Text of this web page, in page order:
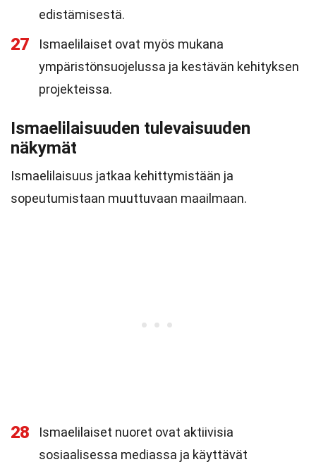
edistämisestä.
27
Ismaelilaiset ovat myös mukana
ympäristönsuojelussa ja kestävän kehityksen
projekteissa.
Ismaelilaisuuden tulevaisuuden
näkymät
Ismaelilaisuus jatkaa kehittymistään ja
sopeutumistaan muuttuvaan maailmaan.
28
Ismaelilaiset nuoret ovat aktiivisia
sosiaalisessa mediassa ja käyttävät